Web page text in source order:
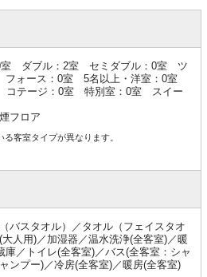
室 ダブル：2室 セミダブル：0室 ツ
ォース：0室 5名以上・洋室：0室
テージ：0室 特別室：0室 スイー
フロア
客室タイプが異なります。
バスタオル）／タオル（フェイスタオ
人用)／加湿器／温水洗浄(全客室)／暖
庫／トイレ(全客室)／バス(全客室：シャ
ンプー)／冷房(全客室)／暖房(全客室)